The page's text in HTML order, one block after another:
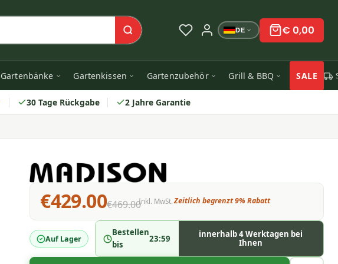
DE € 0,00
Gartenbänke Gartenkissen Gartenzubehör Grill & BBQ SALE
30 Tage Rückgabe 2 Jahre Garantie
€429.00€469.00Inkl. MwSt. Zeitlich begrenzt 9% Rabatt
Auf Lager
Bestellen
bis
23:59
innerhalb 4 Werktagen bei
Ihnen